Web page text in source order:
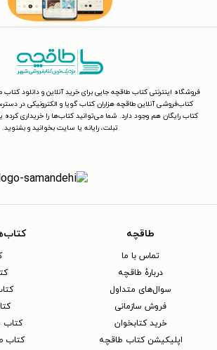
فروشگاه اینترنتی کتاب طاقچه جایی برای خرید آنلاین و دانلود
کتاب‌فروشی آنلاین طاقچه هزاران کتاب گویا و الکترونیکی در
کتاب رایگان هم وجود دارد. شما می‌توانید کتاب‌ها را خریداری کرده
تبلت، رایانه یا سایت بخوانید و بشنوید.
طاقچه
تماس با ما
دربارهٔ طاقچه
سوال‌های متداول
فروش سازمانی
خرید کتابخوان
اپلیکیشن کتاب طاقچه
کتاب
کتاب